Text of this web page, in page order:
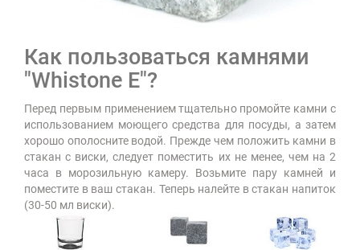
Как пользоваться камнями
"Whistone E"?
Перед первым применением тщательно промойте камни с
использованием моющего средства для посуды, а затем
хорошо ополосните водой. Прежде чем положить камни в
стакан с виски, следует поместить их не менее, чем на 2
часа в морозильную камеру. Возьмите пару камней и
поместите в ваш стакан. Теперь налейте в стакан напиток
(30-50 мл виски).